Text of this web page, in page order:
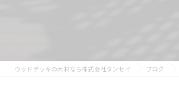
ウッドデッキの木材なら株式会社タンセイ ブログ